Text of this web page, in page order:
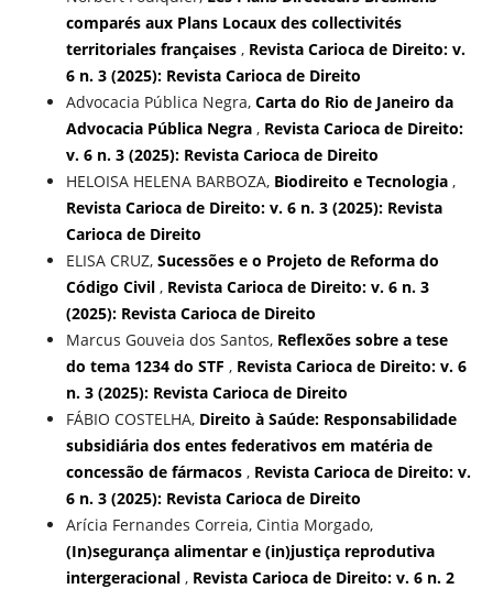
comparés aux Plans Locaux des collectivités
territoriales françaises , Revista Carioca de Direito: v.
6 n. 3 (2025): Revista Carioca de Direito
Advocacia Pública Negra, Carta do Rio de Janeiro da
Advocacia Pública Negra , Revista Carioca de Direito:
v. 6 n. 3 (2025): Revista Carioca de Direito
HELOISA HELENA BARBOZA, Biodireito e Tecnologia ,
Revista Carioca de Direito: v. 6 n. 3 (2025): Revista
Carioca de Direito
ELISA CRUZ, Sucessões e o Projeto de Reforma do
Código Civil , Revista Carioca de Direito: v. 6 n. 3
(2025): Revista Carioca de Direito
Marcus Gouveia dos Santos, Reflexões sobre a tese
do tema 1234 do STF , Revista Carioca de Direito: v. 6
n. 3 (2025): Revista Carioca de Direito
FÁBIO COSTELHA, Direito à Saúde: Responsabilidade
subsidiária dos entes federativos em matéria de
concessão de fármacos , Revista Carioca de Direito: v.
6 n. 3 (2025): Revista Carioca de Direito
Arícia Fernandes Correia, Cintia Morgado,
(In)segurança alimentar e (in)justiça reprodutiva
intergeracional , Revista Carioca de Direito: v. 6 n. 2